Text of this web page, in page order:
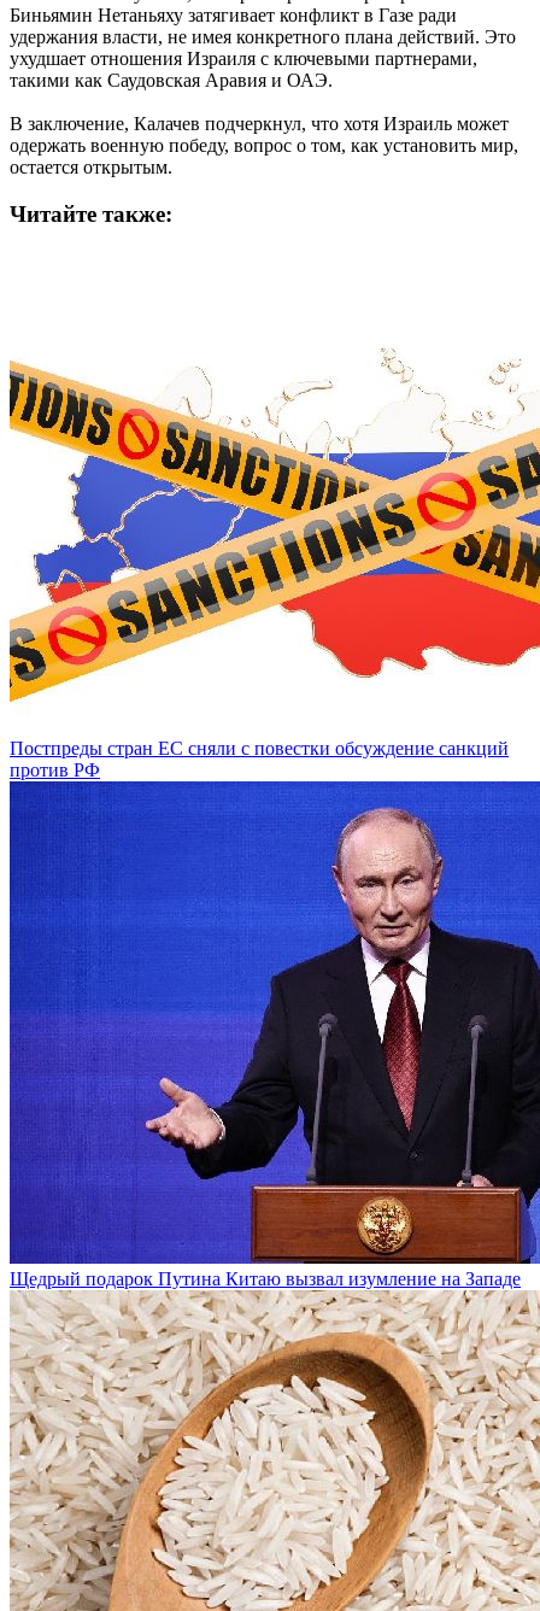
Биньямин Нетаньяху затягивает конфликт в Газе ради
удержания власти, не имея конкретного плана действий. Это
ухудшает отношения Израиля с ключевыми партнерами,
такими как Саудовская Аравия и ОАЭ.
В заключение, Калачев подчеркнул, что хотя Израиль может
одержать военную победу, вопрос о том, как установить мир,
остается открытым.
Читайте также:
Постпреды стран ЕС сняли с повестки обсуждение санкций
против РФ
Щедрый подарок Путина Китаю вызвал изумление на Западе